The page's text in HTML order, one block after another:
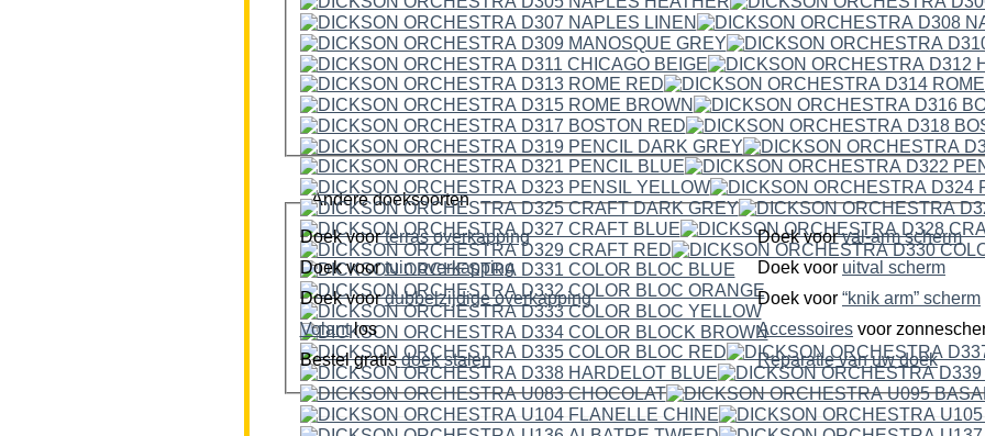
Andere doeksoorten
Doek voorterras overkapping Doek voor
val-arm scherm
Doek voor
tuin overkapping Doek voor
uitval scherm
Doek voor
dubbelzijdige overkapping Doek voor
“knik arm” scherm
Volantlos Accessoires voor
Bestel gratis doek stalen Reparatie van uw doek